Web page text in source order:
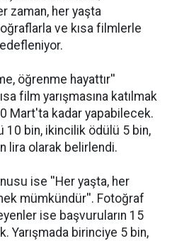
zaman, her yaşta
ve kısa filmlerle
öğrenme hayattır''
film yarışmasına katılmak
Mart'ta kadar yapabilecek.
10 bin, ikincilik ödülü 5 bin,
lira olarak belirlendi.
ise ''Her yaşta, her
mümkündür''. Fotoğraf
ise başvuruların 15
Yarışmada birinciye 5 bin,